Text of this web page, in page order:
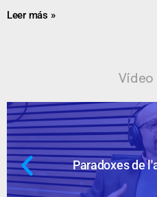
Leer más »
Vídeo